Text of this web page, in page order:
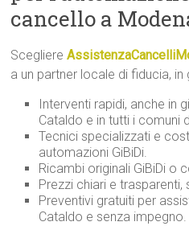
cancello a
Scegliere
a un partner locale di fiducia, in
Interventi rapidi, anche in
Cataldo e in tutti i comuni
Tecnici specializzati e
automazioni GiBiDi.
Ricambi originali GiBiDi o
Prezzi chiari e trasparenti,
Preventivi gratuiti per
Cataldo e senza impegno.